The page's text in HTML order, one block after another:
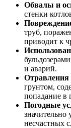
Обвалы и
стенки
труб,
приводит к
и аварий.
Отравления
грунтом,
попадание в
Погодные
значительно
несчастных